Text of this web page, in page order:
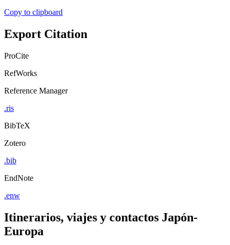
Copy to clipboard
Export Citation
ProCite
RefWorks
Reference Manager
.ris
BibTeX
Zotero
.bib
EndNote
.enw
Itinerarios, viajes y contactos Japón-
Europa